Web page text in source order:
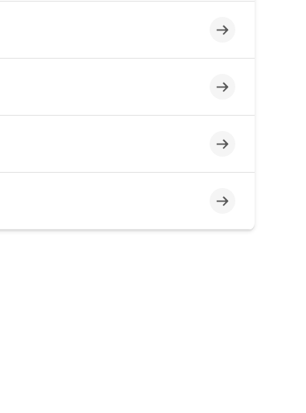
미완료
미완료
미완료
미완료